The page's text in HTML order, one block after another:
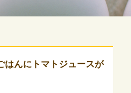
はんにトマトジュースが